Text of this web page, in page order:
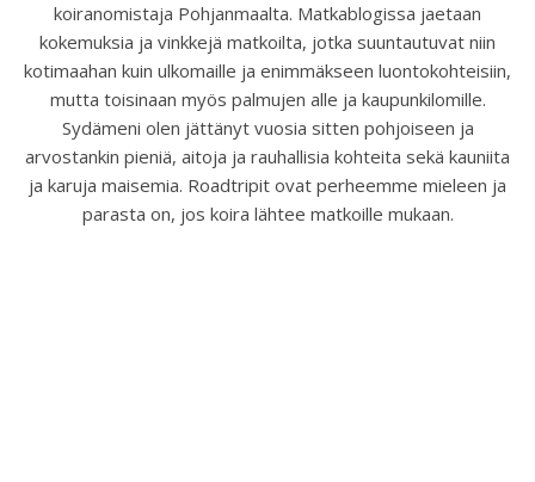
koiranomistaja Pohjanmaalta. Matkablogissa jaetaan
kokemuksia ja vinkkejä matkoilta, jotka suuntautuvat niin
kotimaahan kuin ulkomaille ja enimmäkseen luontokohteisiin,
mutta toisinaan myös palmujen alle ja kaupunkilomille.
Sydämeni olen jättänyt vuosia sitten pohjoiseen ja
arvostankin pieniä, aitoja ja rauhallisia kohteita sekä kauniita
ja karuja maisemia. Roadtripit ovat perheemme mieleen ja
parasta on, jos koira lähtee matkoille mukaan.